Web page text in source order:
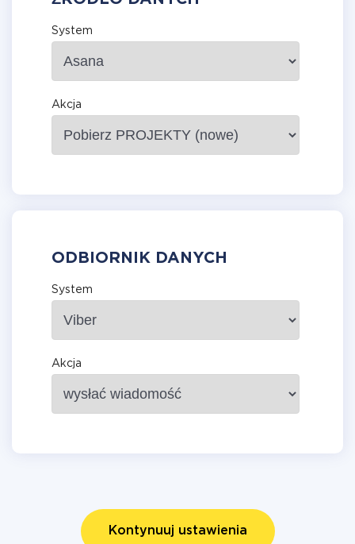
System
Akcja
ODBIORNIK DANYCH
System
Akcja
Kontynuuj ustawienia